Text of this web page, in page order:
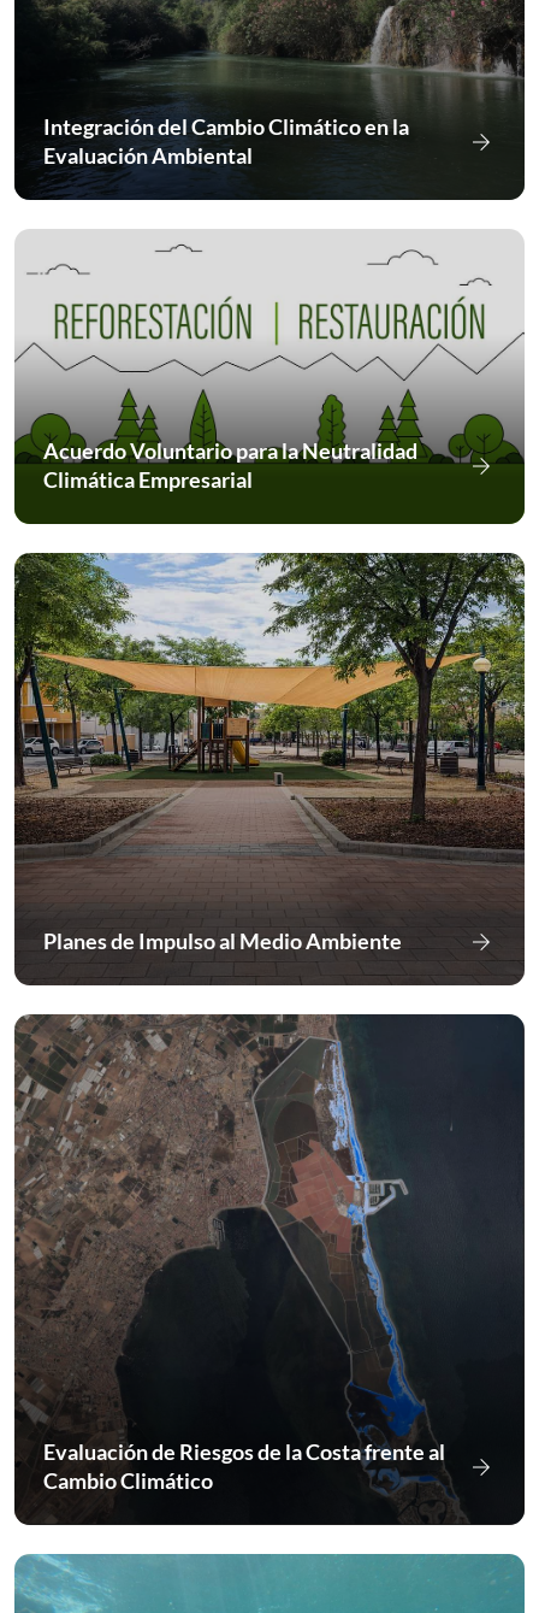
Integración del Cambio Climático en la
Evaluación Ambiental
Ir a
arrow_forward
Acuerdo Voluntario para la Neutralidad
Climática Empresarial
Ir a
arrow_forward
Planes de Impulso al Medio Ambiente Ir a
arrow_forward
Evaluación de Riesgos de la Costa frente al
Cambio Climático
Ir a
arrow_forward